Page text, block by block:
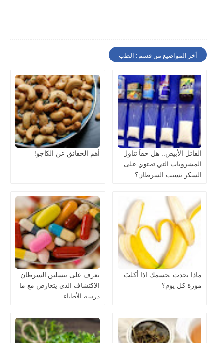
أخر المواضيع من قسم : الطب
القاتل الأبيض.. هل حقاً تناول
المشروبات التي تحتوي على
السكر تسبب السرطان؟
أهم الحقائق عن الكاجو!
ماذا يحدث لجسمك اذا أكلتَ
موزة كل يوم؟
تعرف على بنسلين السرطان
الاكتشاف الذي يتعارض مع ما
درسه الأطباء